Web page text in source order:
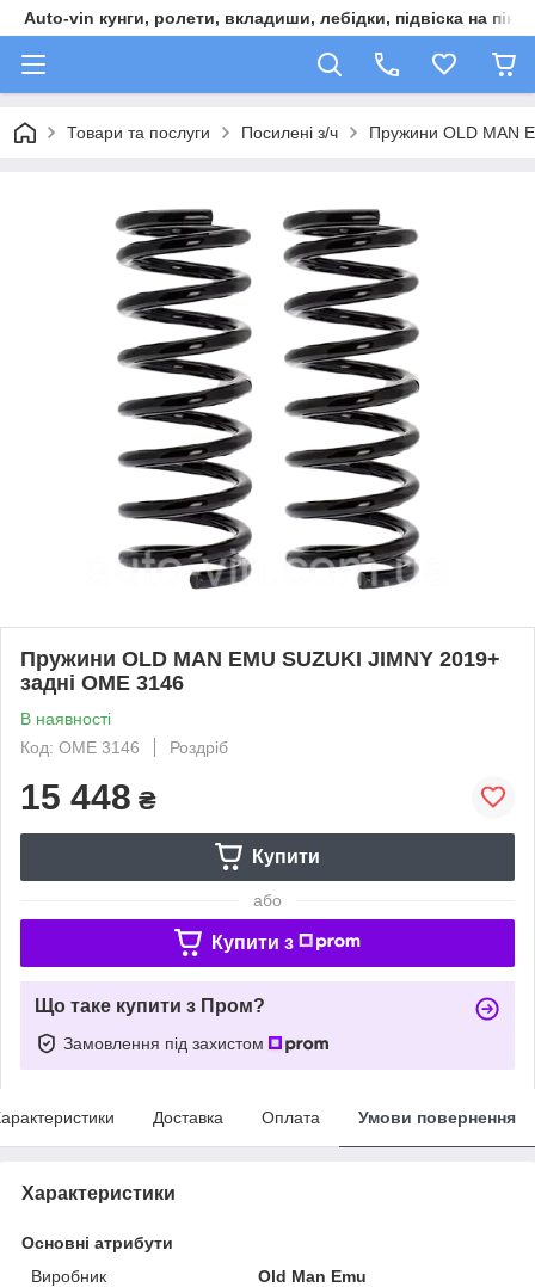
Auto-vin кунги, ролети, вкладиши, лебідки, підвіска на пікап
Товари та послуги Посилені з/ч Пружини OLD MAN
Пружини OLD MAN EMU SUZUKI JIMNY 2019+
задні OME 3146
В наявності
Код: OME 3146
Роздріб
15 448 ₴
Купити
або
Купити з
Що таке купити з Пром?
Замовлення під захистом
Доставка Оплата Умови повернення
Характеристики
Основні атрибути
Виробник
Old Man Emu